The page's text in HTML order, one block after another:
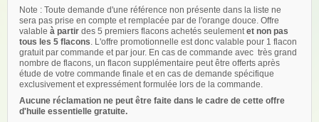
Note : Toute demande d'une référence non présente dans la liste ne
sera pas prise en compte et remplacée par de l'orange douce. Offre
valable à partir des 5 premiers flacons achetés seulementet non pas
tous les 5 flacons. L'offre promotionnelle est donc valable pour 1 flacon
gratuit par commande et par jour. En cas de commande avec très grand
nombre de flacons, un flacon supplémentaire peut être offerts après
étude de votre commande finale et en cas de demande spécifique
exclusivement et expressément formulée lors de la commande.
Aucune réclamation ne peut être faite dans le cadre de cette offre
d'huile essentielle gratuite.